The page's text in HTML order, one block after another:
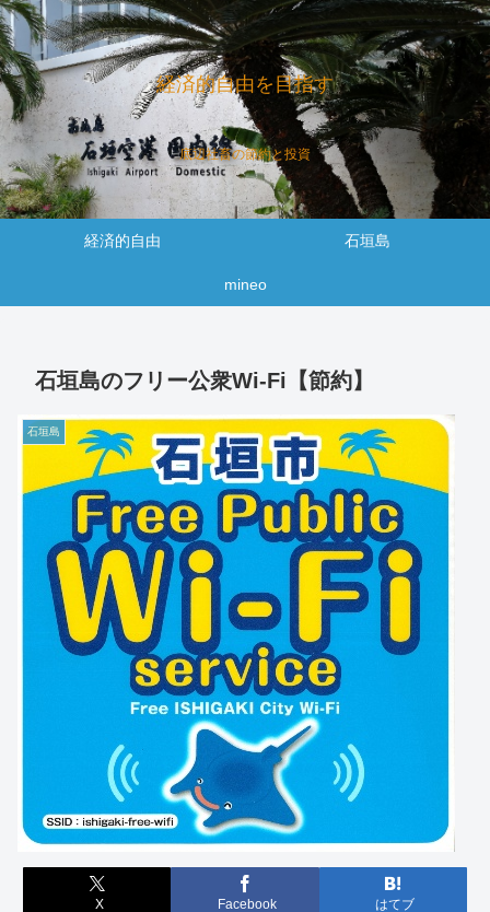
経済的自由を目指す
底辺社畜の節約と投資
経済的自由 石垣島
mineo
石垣島のフリー公衆Wi-Fi【節約】
石垣島
X Facebook はてブ